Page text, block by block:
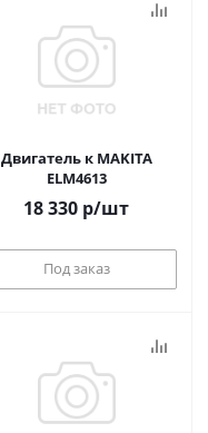
Двигатель к MAKITA
ELM4613
18 330 р/шт
Под заказ